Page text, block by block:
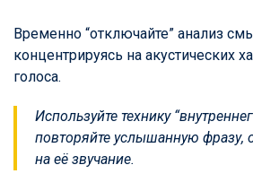
Временно “отключайте” анализ
концентрируясь на акустических
голоса.
Используйте технику
повторяйте услышанную фразу,
на её звучание.